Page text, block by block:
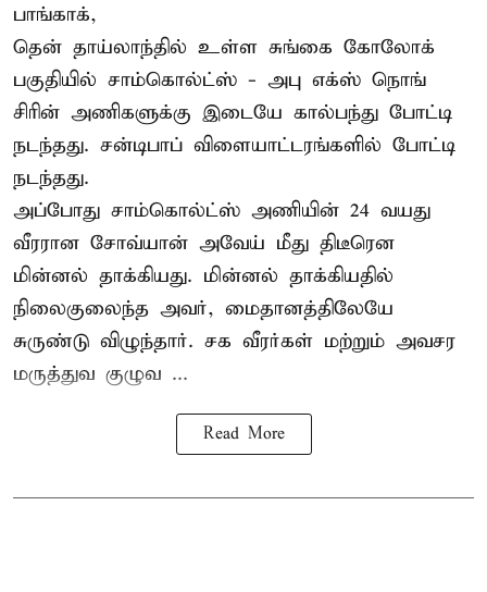
பாங்காக்,
தென் தாய்லாந்தில் உள்ள சுங்கை கோலோக்
பகுதியில் சாம்கொல்ட்ஸ் - அபு எக்ஸ் நொங்
சிரின் அணிகளுக்கு இடையே கால்பந்து போட்டி
நடந்தது. சன்டிபாப் விளையாட்டரங்களில் போட்டி
நடந்தது.
அப்போது சாம்கொல்ட்ஸ் அணியின் 24 வயது
வீரரான சோவ்யான் அவேய் மீது திடீரென
மின்னல் தாக்கியது. மின்னல் தாக்கியதில்
நிலைகுலைந்த அவர், மைதானத்திலேயே
சுருண்டு விழுந்தார். சக வீரர்கள் மற்றும் அவசர
மருத்துவ குழுவ ...
Read More